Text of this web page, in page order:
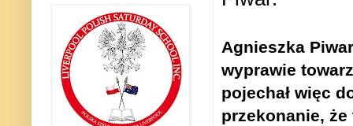
Agnieszka
wyprawie
pojechał więc
przekonanie, że